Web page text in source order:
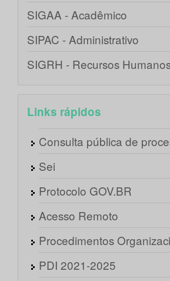
SIGAA - Acadêmico
SIPAC - Administrativo
SIGRH - Recursos
Links rápidos
Consulta pública de
Sei
Protocolo GOV.BR
Acesso Remoto
Procedimentos
PDI 2021-2025